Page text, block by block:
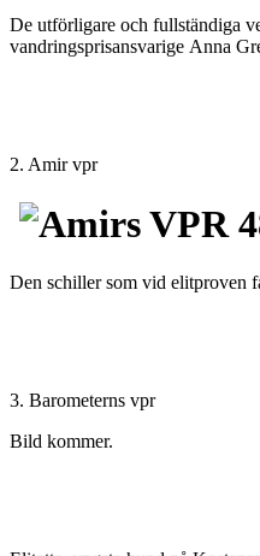
De utförligare och fullständiga
vandringsprisansvarige Anna
2. Amir vpr
Den schiller som vid elitproven
3. Barometerns vpr
Bild kommer.